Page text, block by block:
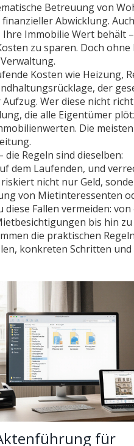
Betreuung von
Abwicklung.
Immobilie Wert behält
zu sparen. Doch ohne
Kosten wie Heizung,
, der
Aufzug. Wer diese nicht
die alle Eigentümer
Die
Regeln sind dieselben:
dem Laufenden, und
nicht nur Geld,
von Mietinteressenten
diese Fallen vermeiden: von
bis hin zu
die praktischen
konkreten Schritten und
für